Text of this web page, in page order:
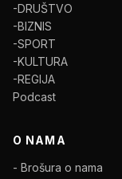
-DRUŠTVO
-BIZNIS
-SPORT
-KULTURA
-REGIJA
Podcast
O NAMA
- Brošura o nama